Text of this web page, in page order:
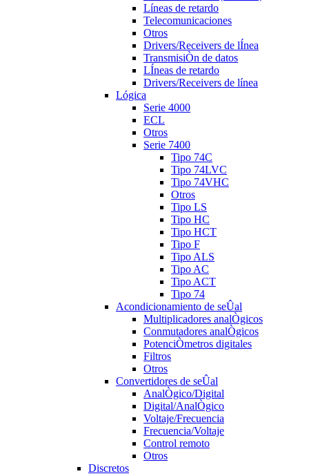
Líneas de retardo
Telecomunicaciones
Otros
Drivers/Receivers de lÍnea
TransmisiÒn de datos
LÍneas de retardo
Drivers/Receivers de línea
Lógica
Serie 4000
ECL
Otros
Serie 7400
Tipo 74C
Tipo 74LVC
Tipo 74VHC
Otros
Tipo LS
Tipo HC
Tipo HCT
Tipo F
Tipo ALS
Tipo AC
Tipo ACT
Tipo 74
Acondicionamiento de seÛal
Multiplicadores analÒgicos
Conmutadores analÒgicos
PotenciÒmetros digitales
Filtros
Otros
Convertidores de seÛal
AnalÒgico/Digital
Digital/AnalÒgico
Voltaje/Frecuencia
Frecuencia/Voltaje
Control remoto
Otros
Discretos